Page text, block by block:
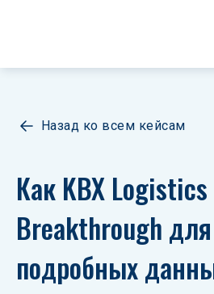
Назад ко всем кейсам
Как KBX
Breakthrough
подробных